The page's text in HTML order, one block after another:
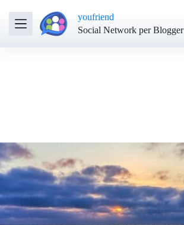
youfriend
Social Network per Blogger